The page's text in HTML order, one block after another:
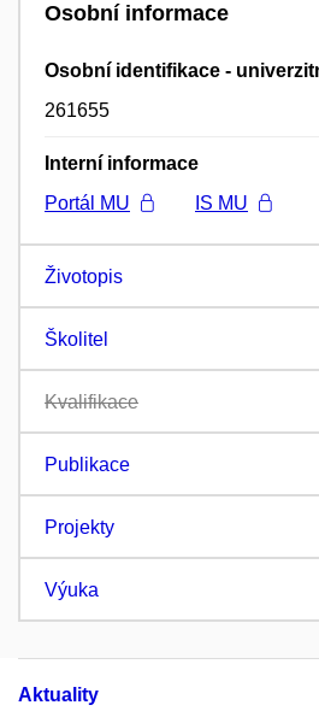
Osobní informace
Osobní identifikace -
261655
Interní informace
Portál MU
IS MU
Životopis
Školitel
Kvalifikace
Publikace
Projekty
Výuka
Aktuality